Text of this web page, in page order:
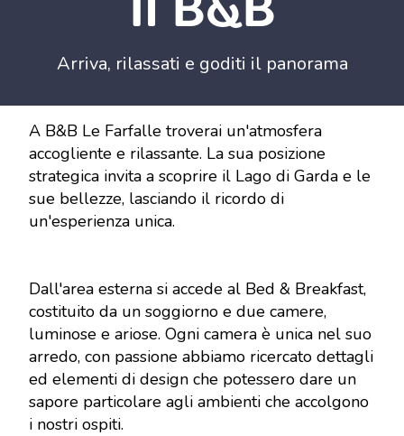
Arriva, rilassati e goditi il panorama
A B&B Le Farfalle troverai un'atmosfera
accogliente e rilassante. La sua posizione
strategica invita a scoprire il Lago di Garda e le
sue bellezze, lasciando il ricordo di
un'esperienza unica.
Dall'area esterna si accede al Bed & Breakfast,
costituito da un soggiorno e due camere,
luminose e ariose. Ogni camera è unica nel suo
arredo, con passione abbiamo ricercato dettagli
ed elementi di design che potessero dare un
sapore particolare agli ambienti che accolgono
i nostri ospiti.